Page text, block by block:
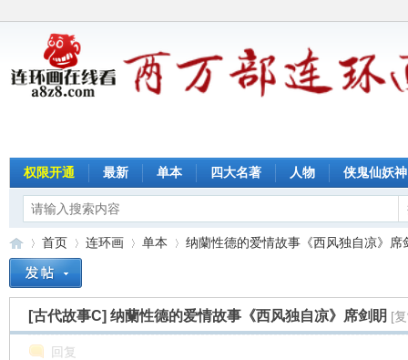
权限开通 最新 单本 四大名著 人物 侠鬼仙妖神
»
首页
›
连环画
›
单本
›
纳蘭性德的爱情故事《西风独自凉》席
[古代故事C] 纳蘭性德的爱情故事《西风独自凉》席剑眀 [
回复